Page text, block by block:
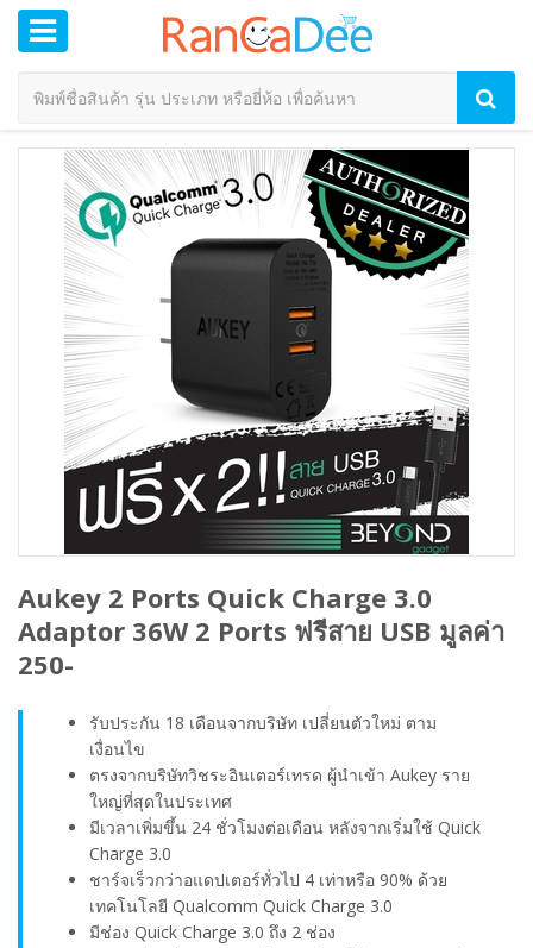
Aukey 2 Ports Quick Charge 3.0
Adaptor 36W 2 Ports ฟรีสาย USB มูลค่า
250-
รับประกัน 18 เดือนจากบริษัท เปลี่ยนตัวใหม่ ตาม
เงื่อนไข
ตรงจากบริษัทวิชระอินเตอร์เทรด ผู้นำเข้า Aukey ราย
ใหญ่ที่สุดในประเทศ
มีเวลาเพิ่มขึ้น 24 ชั่วโมงต่อเดือน หลังจากเริ่มใช้ Quick
Charge 3.0
ชาร์จเร็วกว่าอแดปเตอร์ทั่วไป 4 เท่าหรือ 90% ด้วย
เทคโนโลยี Qualcomm Quick Charge 3.0
มีช่อง Quick Charge 3.0 ถึง 2 ช่อง